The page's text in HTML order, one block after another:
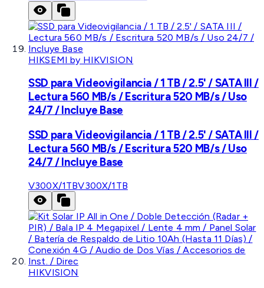
HIKSEMI by HIKVISION
SSD para Videovigilancia / 1 TB / 2.5' / SATA III /
Lectura 560 MB/s / Escritura 520 MB/s / Uso
24/7 / Incluye Base
SSD para Videovigilancia / 1 TB / 2.5' / SATA III /
Lectura 560 MB/s / Escritura 520 MB/s / Uso
24/7 / Incluye Base
V300X/1TBV300X/1TB
HIKVISION